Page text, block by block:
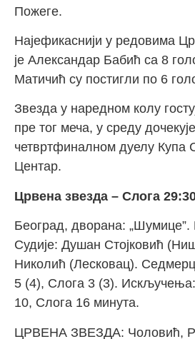
Пожеге.
Најефикаснији у редовима
је Александар Бабић са 8
Матичић су постигли по 6
Звезда у наредном колу
пре тог меча, у среду
четвртфиналном дуелу Купа
Центар.
Црвена звезда – Слога
Београд, дворана:
Судије: Душан Стојковић
Николић (Лесковац).
5 (4), Слога 3 (3).
10, Слога 16 минута.
ЦРВЕНА ЗВЕЗДА: Чоловић,